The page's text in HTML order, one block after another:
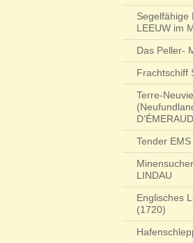
Segelfähige
LEEUW im
Das Peller-
Frachtschiff
Terre-
Tender
LINDAU
Englisches
(1720)